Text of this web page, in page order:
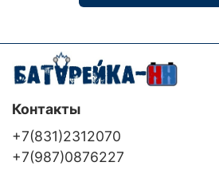
Контакты
+7(831)2312070
+7(987)0876227